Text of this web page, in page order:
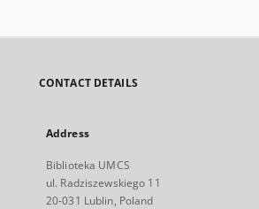
CONTACT DETAILS
Address
Biblioteka UMCS
ul. Radziszewskiego 11
20-031 Lublin, Poland